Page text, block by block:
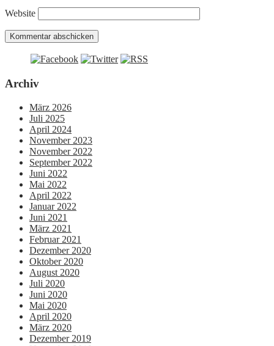
Website
Archiv
März 2026
Juli 2025
April 2024
November 2023
November 2022
September 2022
Juni 2022
Mai 2022
April 2022
Januar 2022
Juni 2021
März 2021
Februar 2021
Dezember 2020
Oktober 2020
August 2020
Juli 2020
Juni 2020
Mai 2020
April 2020
März 2020
Dezember 2019